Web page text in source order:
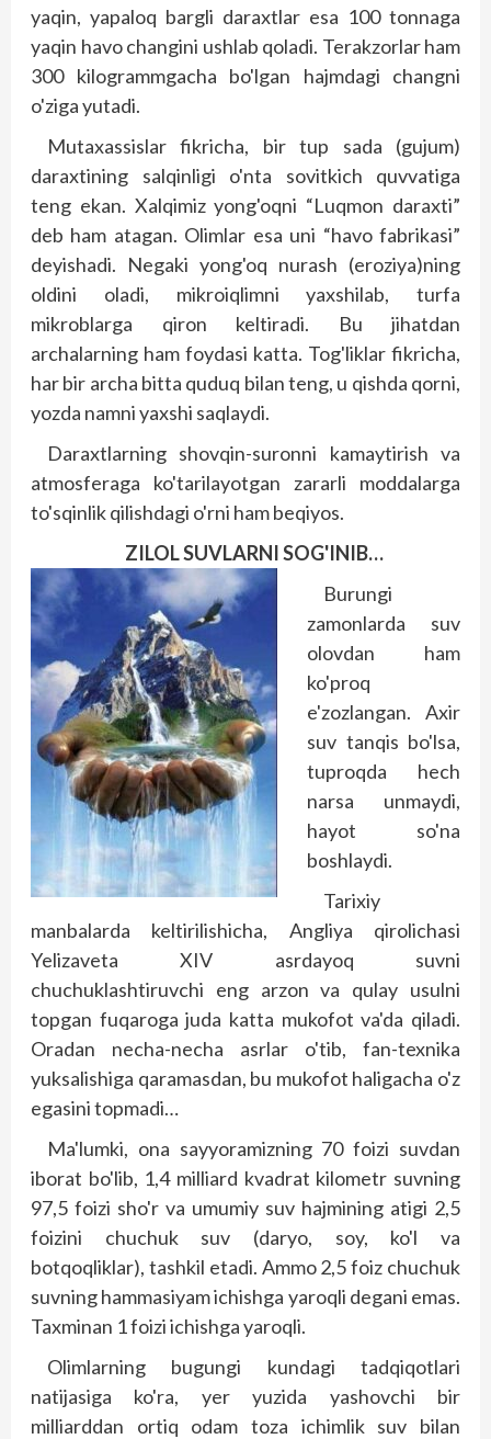
yaqin, yapaloq bargli daraxtlar esa 100 tonnaga
yaqin havo changini ushlab qoladi. Terakzorlar ham
300 kilogrammgacha bo'lgan hajmdagi changni
o'ziga yutadi.
Mutaxassislar fikricha, bir tup sada (gujum)
daraxtining salqinligi o'nta sovitkich quvvatiga
teng ekan. Xalqimiz yong'oqni “Luqmon daraxti”
deb ham atagan. Olimlar esa uni “havo fabrikasi”
deyishadi. Negaki yong'oq nurash (eroziya)ning
oldini oladi, mikroiqlimni yaxshilab, turfa
mikroblarga qiron keltiradi. Bu jihatdan
archalarning ham foydasi katta. Tog'liklar fikricha,
har bir archa bitta quduq bilan teng, u qishda qorni,
yozda namni yaxshi saqlaydi.
Daraxtlarning shovqin-suronni kamaytirish va
atmosferaga ko'tarilayotgan zararli moddalarga
to'sqinlik qilishdagi o'rni ham beqiyos.
ZILOL SUVLARNI SOG'INIB…
Burungi
zamonlarda suv
olovdan ham
ko'proq
e'zozlangan. Axir
suv tanqis bo'lsa,
tuproqda hech
narsa unmaydi,
hayot so'na
boshlaydi.
Tarixiy
manbalarda keltirilishicha, Angliya qirolichasi
Yelizaveta XIV asrdayoq suvni
chuchuklashtiruvchi eng arzon va qulay usulni
topgan fuqaroga juda katta mukofot va'da qiladi.
Oradan necha-necha asrlar o'tib, fan-texnika
yuksalishiga qaramasdan, bu mukofot haligacha o'z
egasini topmadi…
Ma'lumki, ona sayyoramizning 70 foizi suvdan
iborat bo'lib, 1,4 milliard kvadrat kilometr suvning
97,5 foizi sho'r va umumiy suv hajmining atigi 2,5
foizini chuchuk suv (daryo, soy, ko'l va
botqoqliklar), tashkil etadi. Ammo 2,5 foiz chuchuk
suvning hammasiyam ichishga yaroqli degani emas.
Taxminan 1 foizi ichishga yaroqli.
Olimlarning bugungi kundagi tadqiqotlari
natijasiga ko'ra, yer yuzida yashovchi bir
milliarddan ortiq odam toza ichimlik suv bilan